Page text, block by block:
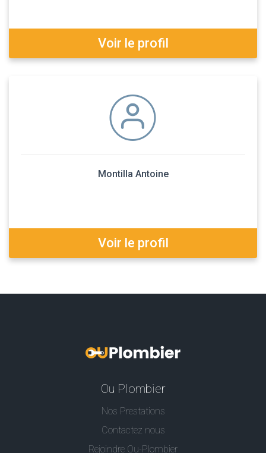
Voir le profil
Montilla Antoine
Voir le profil
Ou Plombier
Nos Prestations
Contactez nous
Rejoindre Ou-Plombier